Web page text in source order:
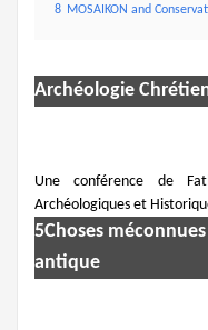
8 MOSAIKON and
Archéologie
Une conférence de
Archéologiques et
5Choses
antique